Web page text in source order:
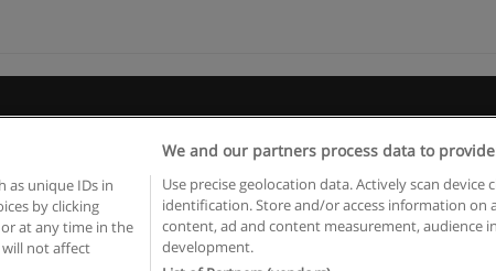
Copyright © Educaedu Business S.L. - CIF : B-95610580: -www.educaedu.ru
as unique IDs in
by clicking
at any time in the
will not affect
We and our partners process data to
Use precise geolocation data. Actively scan device
identification. Store and/or access information on
content, ad and content measurement, audience
development.